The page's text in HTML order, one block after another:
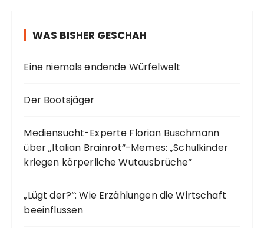
WAS BISHER GESCHAH
Eine niemals endende Würfelwelt
Der Bootsjäger
Mediensucht-Experte Florian Buschmann
über „Italian Brainrot“-Memes: „Schulkinder
kriegen körperliche Wutausbrüche“
„Lügt der?“: Wie Erzählungen die Wirtschaft
beeinflussen